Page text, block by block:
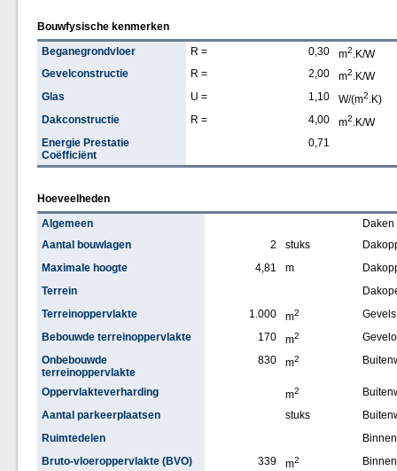
Bouwfysische kenmerken
Beganegrondvloer
R = 0,30 m2.K/W
Gevelconstructie
R = 2,00 m2.K/W
Glas
U = 1,10 W/(m2.K)
Dakconstructie
R = 4,00 m2.K/W
Energie Prestatie
Coëfficiënt
0,71
Hoeveelheden
Algemeen
Daken
Aantal bouwlagen
2 stuks
Maximale hoogte
4,81 m
Terrein
Terreinoppervlakte
1.000 m2
Gevels
Bebouwde terreinoppervlakte
170 m2
Onbebouwde
terreinoppervlakte
830 m2
Oppervlakteverharding m2
Aantal parkeerplaatsen
stuks
Ruimtedelen
Bruto-vloeroppervlakte (BVO)
339 m2